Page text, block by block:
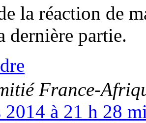
la réaction de
dernière partie.
France-
2014 à 21 h 28